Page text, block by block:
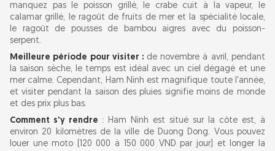
manquez pas le poisson grillé, le crabe cuit à la vapeur, le
calamar grillé, le ragoût de fruits de mer et la spécialité locale,
le ragoût de pousses de bambou aigres avec du poisson-
serpent.
Meilleure période pour visiter : de novembre à avril, pendant
la saison sèche, le temps est idéal avec un ciel dégagé et une
mer calme. Cependant, Ham Ninh est magnifique toute l'année,
et visiter pendant la saison des pluies signifie moins de monde
et des prix plus bas.
Comment s'y rendre : Ham Ninh est situé sur la côte est, à
environ 20 kilomètres de la ville de Duong Dong. Vous pouvez
louer une moto (120 000 à 150 000 VND par jour) et longer la